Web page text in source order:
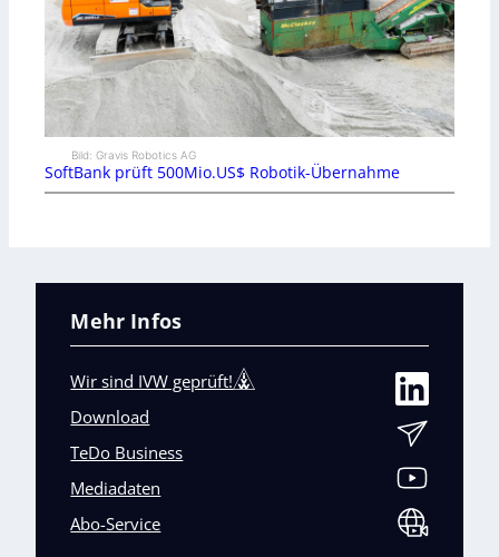
Bild: Gravis Robotics AG
SoftBank prüft 500Mio.US$ Robotik-Übernahme
Mehr Infos
Wir sind IVW geprüft!
Download
TeDo Business
Mediadaten
Abo-Service